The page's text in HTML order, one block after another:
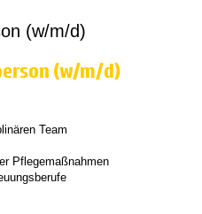
(w/m/d)
(w/m/d)
Team
Pflegemaßnahmen